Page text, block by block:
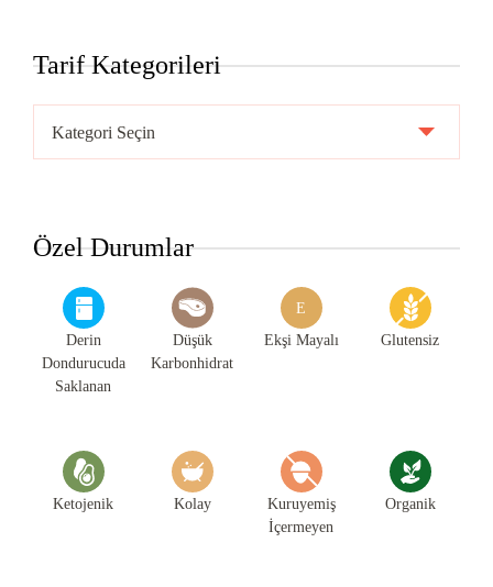
Tarif Kategorileri
Kategorileri
Özel Durumlar
Derin
Dondurucuda
Saklanan
Düşük
Karbonhidrat
E
Ekşi Mayalı Glutensiz
Ketojenik Kolay
Kuruyemiş
İçermeyen
Organik